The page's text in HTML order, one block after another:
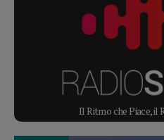
Il Ritmo che Piace, il